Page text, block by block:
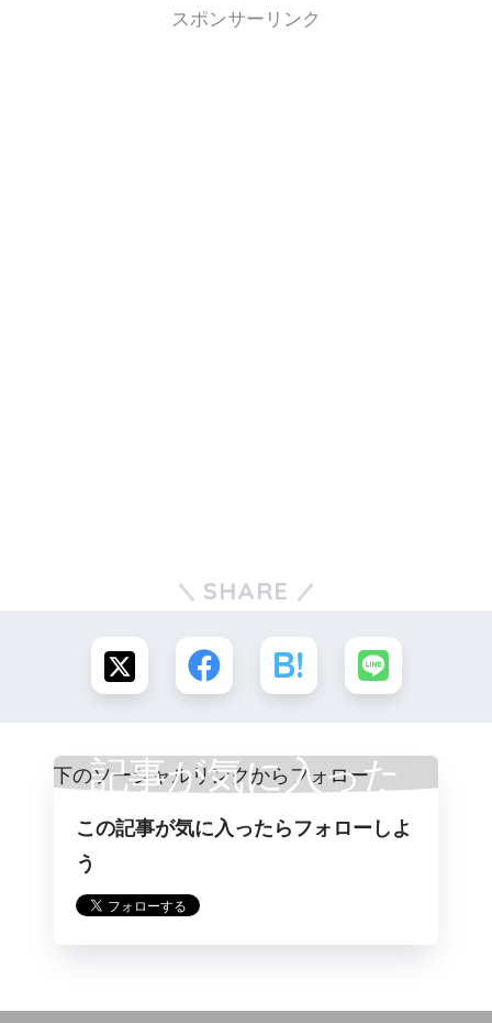
スポンサーリンク
SHARE
記事が気に入った
らフォロー
この記事が気に入ったらフォローしよ
う